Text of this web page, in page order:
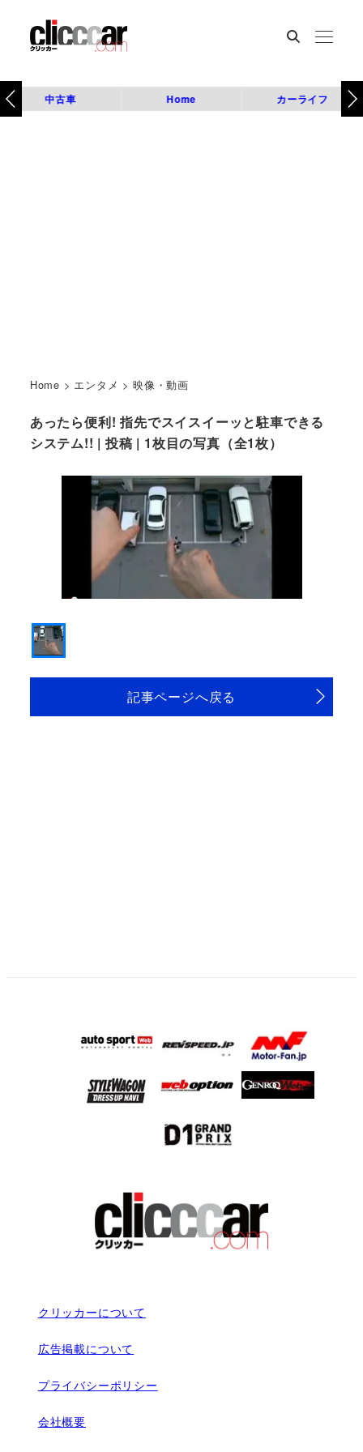
中古車 Home カーライフ
Home > エンタメ >映像・動画
あったら便利! 指先でスイスイーッと駐車できる
システム!! | 投稿 | 1枚目の写真（全1枚）
記事ページへ戻る
クリッカーについて
広告掲載について
プライバシーポリシー
会社概要